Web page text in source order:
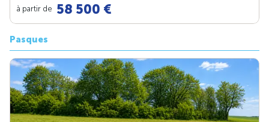
à partir de 58 500 €
Pasques